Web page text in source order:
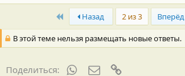
First Назад 2 из 3 Вперёд
В этой теме нельзя размещать новые ответы.
Поделиться: WhatsAppЭлектронная почта